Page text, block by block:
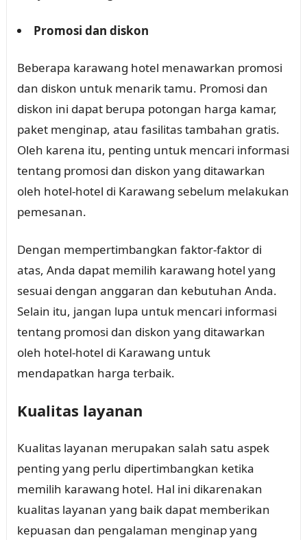
Promosi dan diskon
Beberapa karawang hotel menawarkan promosi
dan diskon untuk menarik tamu. Promosi dan
diskon ini dapat berupa potongan harga kamar,
paket menginap, atau fasilitas tambahan gratis.
Oleh karena itu, penting untuk mencari informasi
tentang promosi dan diskon yang ditawarkan
oleh hotel-hotel di Karawang sebelum melakukan
pemesanan.
Dengan mempertimbangkan faktor-faktor di
atas, Anda dapat memilih karawang hotel yang
sesuai dengan anggaran dan kebutuhan Anda.
Selain itu, jangan lupa untuk mencari informasi
tentang promosi dan diskon yang ditawarkan
oleh hotel-hotel di Karawang untuk
mendapatkan harga terbaik.
Kualitas layanan
Kualitas layanan merupakan salah satu aspek
penting yang perlu dipertimbangkan ketika
memilih karawang hotel. Hal ini dikarenakan
kualitas layanan yang baik dapat memberikan
kepuasan dan pengalaman menginap yang